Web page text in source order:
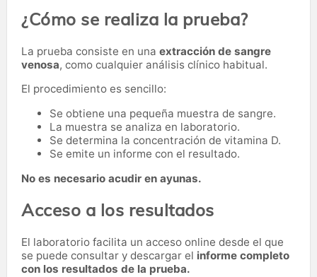
¿Cómo se realiza la prueba?
La prueba consiste en una extracción de sangre
venosa, como cualquier análisis clínico habitual.
El procedimiento es sencillo:
Se obtiene una pequeña muestra de sangre.
La muestra se analiza en laboratorio.
Se determina la concentración de vitamina D.
Se emite un informe con el resultado.
No es necesario acudir en ayunas.
Acceso a los resultados
El laboratorio facilita un acceso online desde el que
se puede consultar y descargar el informe completo
con los resultados de la prueba.